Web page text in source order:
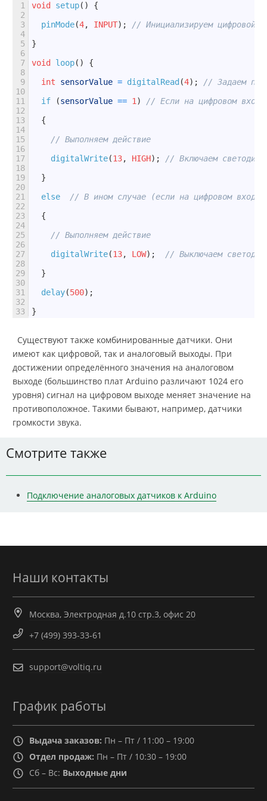
1
2
3
4
5
6
7
8
9
10
11
12
13
14
15
16
17
18
19
20
21
22
23
24
25
26
27
28
29
30
31
32
33
void setup( )
{
pinMode(4, INPUT) ;
// Инициализируем
}
void
loop( )
{
int
sensorValue = digitalRead (4) ;
// Задаем
if
(sensorValue == 1 )
// Если на цифровом
{
// Выполняем действие
digitalWrite(13, HIGH) ;
// Включаем
}
else
// В ином случае (если на цифровом входе
{
// Выполняем действие
digitalWrite(13, LOW) ;
// Выключаем
}
delay(500) ;
}
Существуют также комбинированные датчики. Они
имеют как цифровой, так и аналоговый выходы. При
достижении определённого значения на аналоговом
выходе (большинство плат Arduino различают 1024 его
уровня) сигнал на цифровом выходе меняет значение на
противоположное. Такими бывают, например, датчики
громкости звука.
Смотрите также
Подключение аналоговых датчиков к Arduino
Наши контакты
Москва, Электродная д.10 стр.3, офис 20
+7 (499) 393-33-61
support@voltiq.ru
График работы
Выдача заказов: Пн – Пт / 11:00 – 19:00
Отдел продаж: Пн – Пт / 10:30 – 19:00
Сб – Вс: Выходные дни